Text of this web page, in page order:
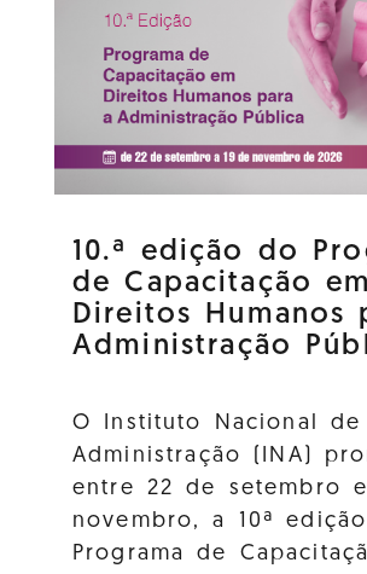
10.ª edição do
de Capacitação em
Direitos Humanos
Administração
O Instituto Nacional de
Administração (INA)
entre 22 de setembro
novembro, a 10ª
Programa de